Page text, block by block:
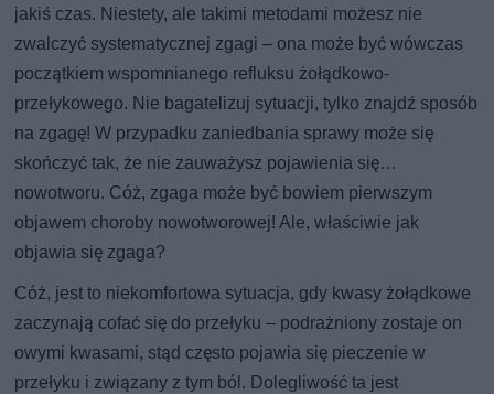
jakiś czas. Niestety, ale takimi metodami możesz nie
zwalczyć systematycznej zgagi – ona może być wówczas
początkiem wspomnianego refluksu żołądkowo-
przełykowego. Nie bagatelizuj sytuacji, tylko znajdź sposób
na zgagę! W przypadku zaniedbania sprawy może się
skończyć tak, że nie zauważysz pojawienia się…
nowotworu. Cóż, zgaga może być bowiem pierwszym
objawem choroby nowotworowej! Ale, właściwie jak
objawia się zgaga?
Cóż, jest to niekomfortowa sytuacja, gdy kwasy żołądkowe
zaczynają cofać się do przełyku – podrażniony zostaje on
owymi kwasami, stąd często pojawia się pieczenie w
przełyku i związany z tym ból. Dolegliwość ta jest